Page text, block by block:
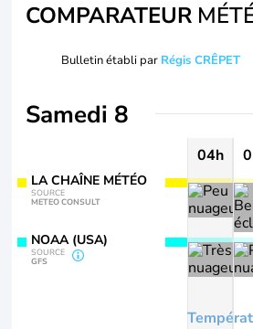
COMPARATEUR
Bulletin établi par Régis CRÊPET
Samedi 8
LA CHAÎNE MÉTÉO
SOURCE
METEO CONSULT
NOAA (USA)
SOURCE
GFS
04h